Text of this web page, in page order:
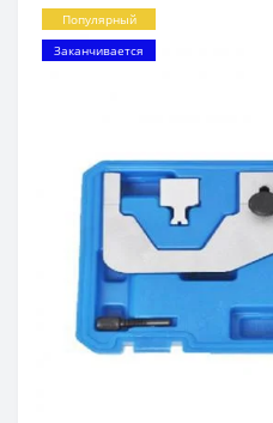
Популярный
Заканчивается